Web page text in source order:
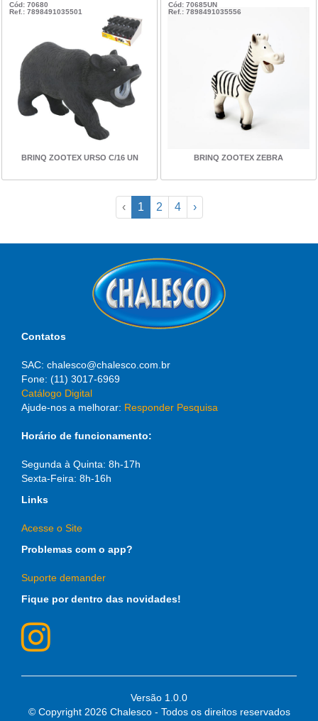
Cód: 70680
Ref.: 7898491035501
BRINQ ZOOTEX URSO C/16 UN
Cód: 70685UN
Ref.: 7898491035556
BRINQ ZOOTEX ZEBRA
‹ 1 2 4 ›
Contatos
SAC: chalesco@chalesco.com.br
Fone: (11) 3017-6969
Catálogo Digital
Ajude-nos a melhorar: Responder Pesquisa
Horário de funcionamento:
Segunda à Quinta: 8h-17h
Sexta-Feira: 8h-16h
Links
Acesse o Site
Problemas com o app?
Suporte demander
Fique por dentro das novidades!
Versão 1.0.0
© Copyright 2026 Chalesco - Todos os direitos reservados